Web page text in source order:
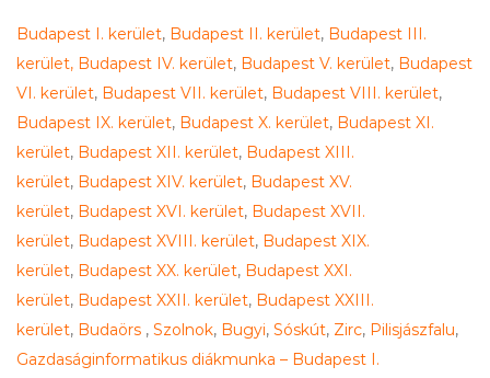
Gyakornok
Budapest I. kerület, Budapest II. kerület, Budapest III.
kerület, Budapest IV. kerület, Budapest V. kerület, Budapest
VI. kerület, Budapest VII. kerület, Budapest VIII. kerület,
Budapest IX. kerület, Budapest X. kerület, Budapest XI.
kerület, Budapest XII. kerület, Budapest XIII.
kerület, Budapest XIV. kerület, Budapest XV.
kerület, Budapest XVI. kerület, Budapest XVII.
kerület, Budapest XVIII. kerület, Budapest XIX.
kerület, Budapest XX. kerület, Budapest XXI.
kerület, Budapest XXII. kerület, Budapest XXIII.
kerület, Budaörs , Szolnok, Bugyi, Sóskút, Zirc, Pilisjászfalu,
Gazdaságinformatikus diákmunka – Budapest I.